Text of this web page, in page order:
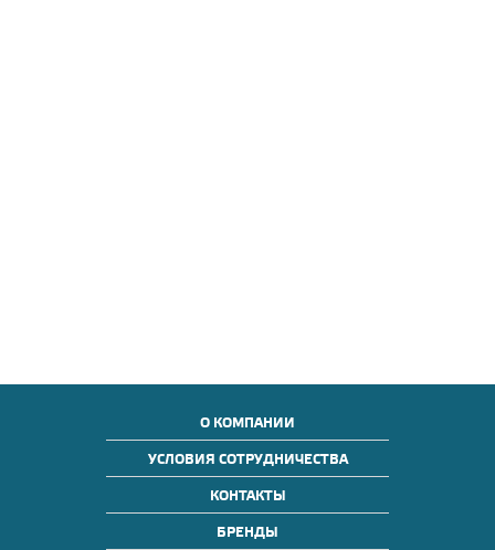
О КОМПАНИИ
УСЛОВИЯ СОТРУДНИЧЕСТВА
КОНТАКТЫ
БРЕНДЫ